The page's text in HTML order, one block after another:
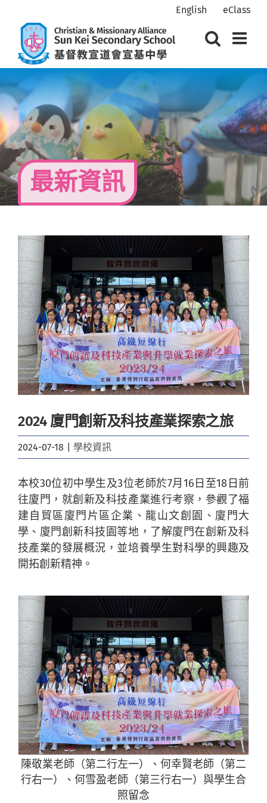
content
English eClass
最新資訊
View
Larger
Image
2024 廈門創新及科技產業探索之旅
2024-07-18 學校資訊
本校30位初中學生及3位老師於7月16日至18日前
往廈門，就創新及科技產業進行考察，參觀了福
建自貿區廈門片區企業、龍山文創園、廈門大
學、廈門創新科技園等地，了解廈門在創新及科
技產業的發展概況，並培養學生對科學的興趣及
開拓創新精神。
陳敬業老師（第二行左一）、何幸賢老師（第二
行右一）、何雪盈老師（第三行右一）與學生合
照留念